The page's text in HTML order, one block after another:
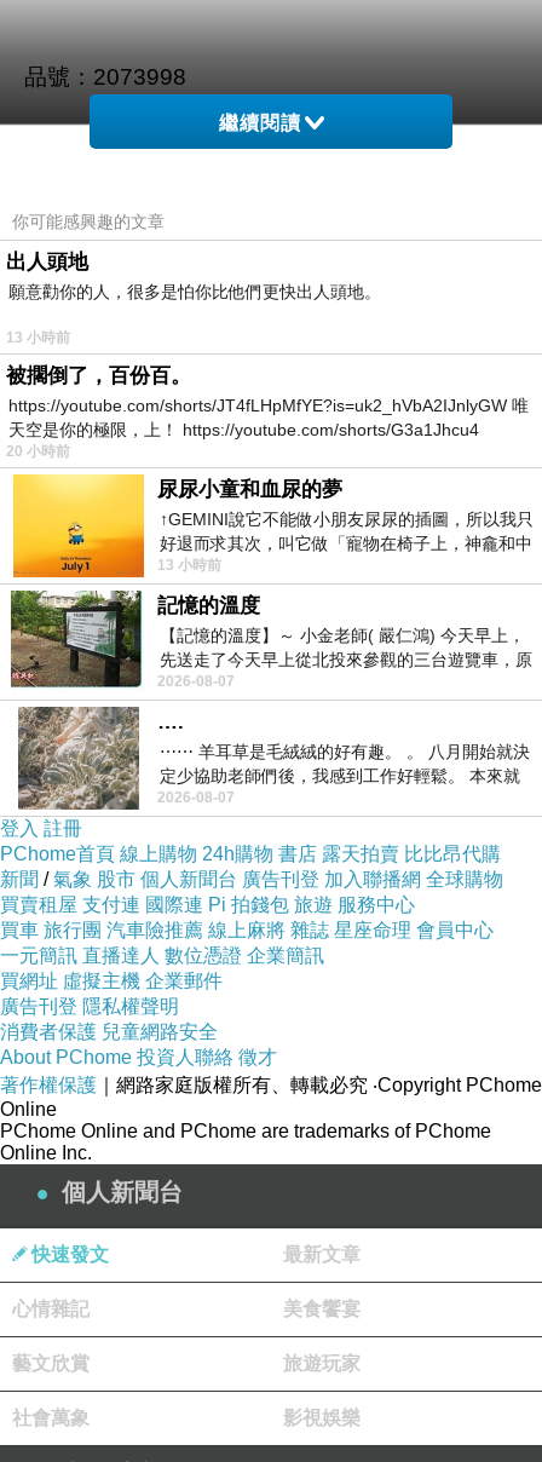
品號：2073998
SGS檢驗/抗UV/不含甲醛
透氣/涼爽/乾燥/舒適
清爽舒適不黏身
抗UV材質，隔絕陽光曝曬
商品訊息描述 :
今夏最夯必備涼爽吸排衫。
降溫涼爽，迅速吸收汗水、速排出超舒適。
汗水排除、清爽防汗臭味
清潔衛生、美觀及防曬雙重功能
適用自行車或其他戶外休閒使用
降溫涼爽---特殊斷面溝槽，將肌膚表層濕氣與汗水迅速排除
手感輕柔透氣佳---特殊斷面溝槽，品柔軟舒服透氣性好
容易處理
繼續閱讀
你可能感興趣的文章
出人頭地
願意勸你的人，很多是怕你比他們更快出人頭地。
13 小時前
被擱倒了，百份百。
https://youtube.com/shorts/JT4fLHpMfYE?is=uk2_hVbA2IJnlyGW 唯
天空是你的極限，上！ https://youtube.com/shorts/G3a1Jhcu4
20 小時前
尿尿小童和血尿的夢
↑GEMINI說它不能做小朋友尿尿的插圖，所以我只
好退而求其次，叫它做「寵物在椅子上，神龕和中
年人臉孔」的畫了。 六月底
13 小時前
記憶的溫度
【記憶的溫度】～ 小金老師( 嚴仁鴻) 今天早上，
先送走了今天早上從北投來參觀的三台遊覽車，原
以為展場已經差不多要安靜下來，卻發
2026-08-07
….
⋯⋯ 羊耳草是毛絨絨的好有趣。 。 八月開始就決
定少協助老師們後，我感到工作好輕鬆。 本來就
不是我的工作啊。 真
2026-08-07
登入 註冊
PChome首頁 線上購物 24h購物 書店 露天拍賣 比比昂代購
新聞 /氣象 股市 個人新聞台 廣告刊登 加入聯播網 全球購物
買賣租屋 支付連 國際連 Pi 拍錢包 旅遊 服務中心
買車 旅行團 汽車險推薦 線上麻將 雜誌 星座命理 會員中心
一元簡訊 直播達人 數位憑證 企業簡訊
買網址 虛擬主機 企業郵件
廣告刊登 隱私權聲明
消費者保護 兒童網路安全
About PChome 投資人聯絡 徵才
著作權保護 ｜網路家庭版權所有、轉載必究 ‧Copyright PChome
Online
PChome Online and PChome are trademarks of PChome
Online Inc.
個人新聞台
快速發文 最新文章
心情雜記 美食饗宴
藝文欣賞 旅遊玩家
社會萬象 影視娛樂